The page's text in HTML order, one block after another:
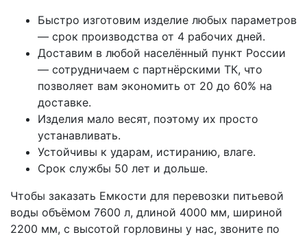
Быстро изготовим изделие любых параметров
— срок производства от 4 рабочих дней.
Доставим в любой населённый пункт России
— сотрудничаем с партнёрскими ТК, что
позволяет вам экономить от 20 до 60% на
доставке.
Изделия мало весят, поэтому их просто
устанавливать.
Устойчивы к ударам, истиранию, влаге.
Срок службы 50 лет и дольше.
Чтобы заказать Емкости для перевозки питьевой
воды объёмом 7600 л, длиной 4000 мм, шириной
2200 мм, с высотой горловины у нас, звоните по